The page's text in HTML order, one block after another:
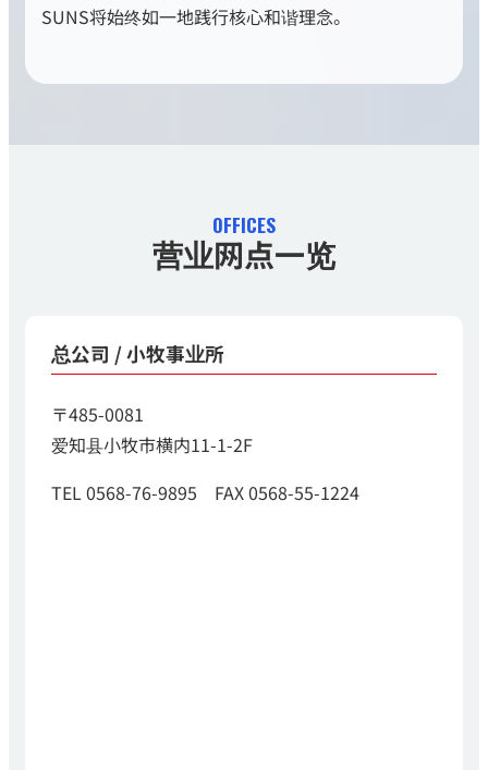
SUNS将始终如一地践行核心和谐理念。
OFFICES
营业网点一览
总公司 / 小牧事业所
〒485-0081
爱知县小牧市横内11-1-2F
TEL 0568-76-9895 FAX 0568-55-1224